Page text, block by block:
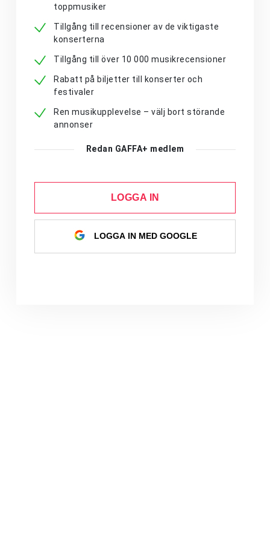
toppmusiker
Tillgång till recensioner av de viktigaste
konserterna
Tillgång till över 10 000 musikrecensioner
Rabatt på biljetter till konserter och
festivaler
Ren musikupplevelse – välj bort störande
annonser
Redan GAFFA+ medlem
LOGGA IN
LOGGA IN MED GOOGLE